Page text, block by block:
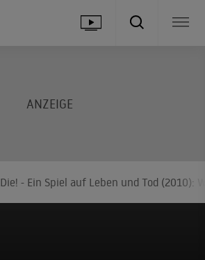
Die! - Ein Spiel auf Leben und Tod